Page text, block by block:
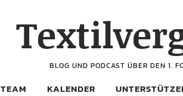
BLOG UND PODCAST ÜBER DEN 1.
TEAM KALENDER